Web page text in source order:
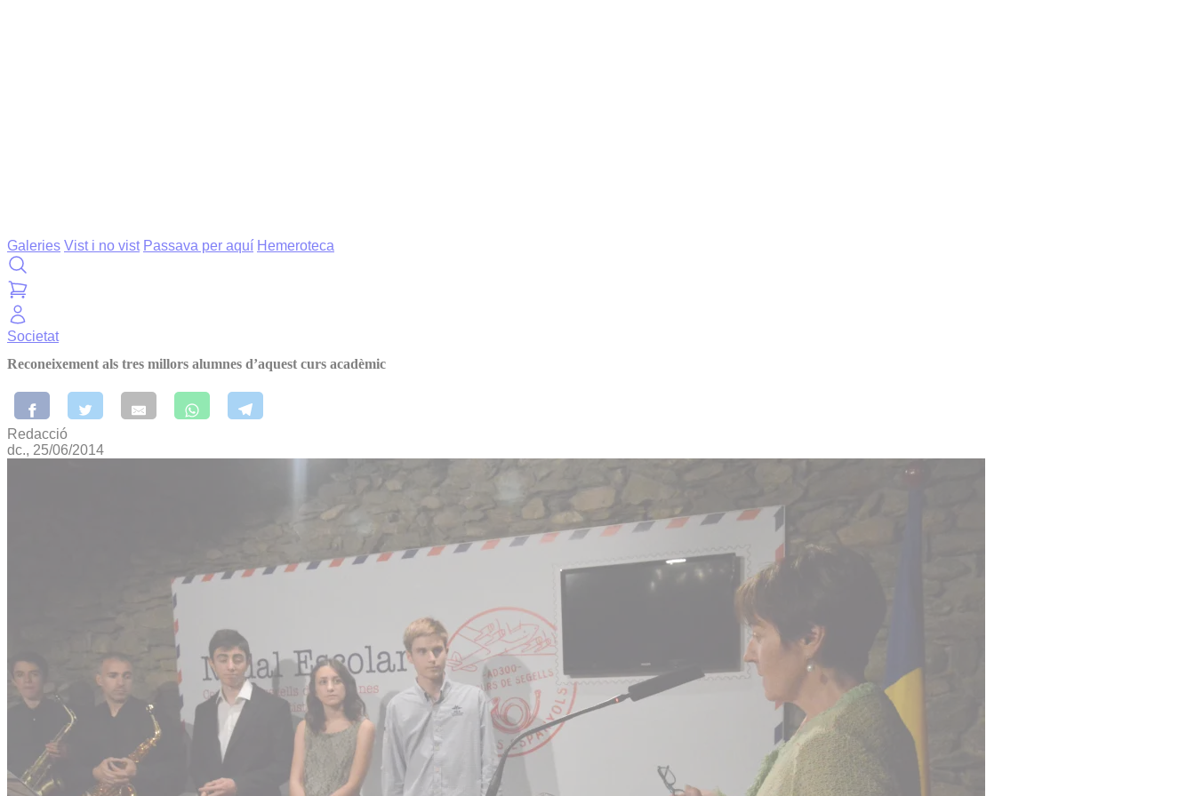
Galeries Vist i no vist Passava per aquí Hemeroteca
Societat
Reconeixement als tres millors alumnes d’aquest curs acadèmic
Redacció
dc., 25/06/2014